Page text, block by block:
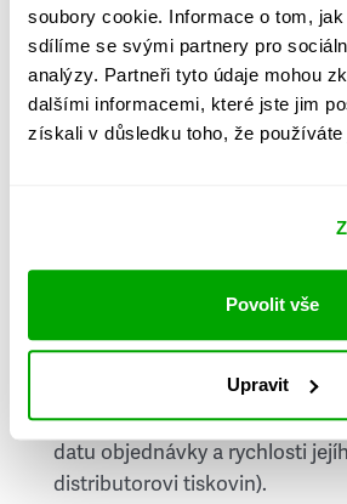
soubory cookie. Informace o tom,
sdílíme se svými partnery pro
analýzy. Partneři tyto údaje mohou
dalšími informacemi, které jste jim
získali v důsledku toho, že používáte
Povolit vše
Upravit
PSČ
Stát
doručování týdeníku Respekt v
první vydání ve vaší schránce
příští, nejpozději přespříští
datu objednávky a rychlosti
distributorovi tiskovin).